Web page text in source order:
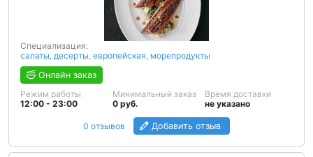
Специализация:
салаты, десерты, европейская, морепродукты
Онлайн заказ
Режим работы
12:00 - 23:00
Минимальный заказ
0 руб.
Время доставки
не указано
0 отзывов Добавить отзыв